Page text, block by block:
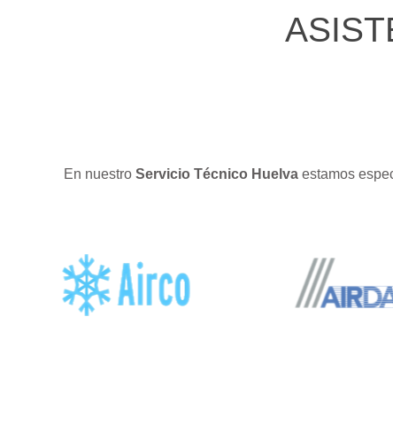
En nuestro Servicio Técnico Huelva estamos